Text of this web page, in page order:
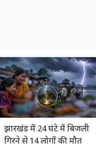
झारखंड में 24 घंटे में बिजली
गिरने से 14 लोगों की मौत